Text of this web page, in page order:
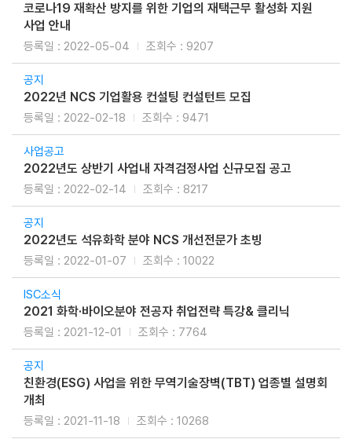
코로나19 재확산 방지를 위한 기업의 재택근무 활성화 지원
사업 안내
2022-05-04 9207
공지
2022년 NCS 기업활용 컨설팅 컨설턴트 모집
2022-02-18 9471
사업공고
2022년도 상반기 사업내 자격검정사업 신규모집 공고
2022-02-14 8217
공지
2022년도 석유화학 분야 NCS 개선전문가 초빙
2022-01-07 10022
ISC소식
2021 화학·바이오분야 전공자 취업전략 특강& 클리닉
2021-12-01 7764
공지
친환경(ESG) 사업을 위한 무역기술장벽(TBT) 업종별 설명회
개최
2021-11-18 10268